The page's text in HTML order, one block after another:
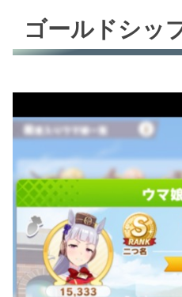
ゴールドシッ